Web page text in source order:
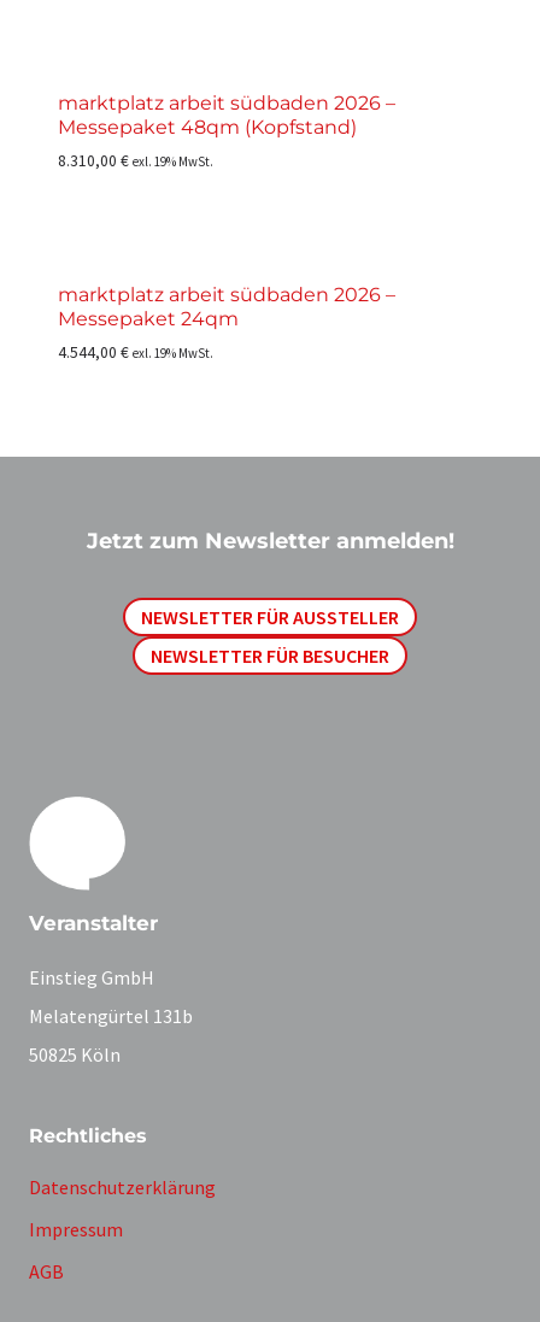
marktplatz arbeit südbaden 2026 –
Messepaket 48qm (Kopfstand)
8.310,00 € exl. 19% MwSt.
marktplatz arbeit südbaden 2026 –
Messepaket 24qm
4.544,00 € exl. 19% MwSt.
Jetzt zum Newsletter anmelden!
NEWSLETTER FÜR AUSSTELLER
NEWSLETTER FÜR BESUCHER
Veranstalter
Einstieg GmbH
Melatengürtel 131b
50825 Köln
Rechtliches
Datenschutzerklärung
Impressum
AGB